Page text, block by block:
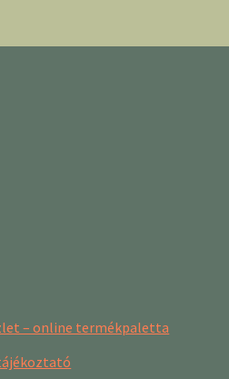
– online termékpaletta